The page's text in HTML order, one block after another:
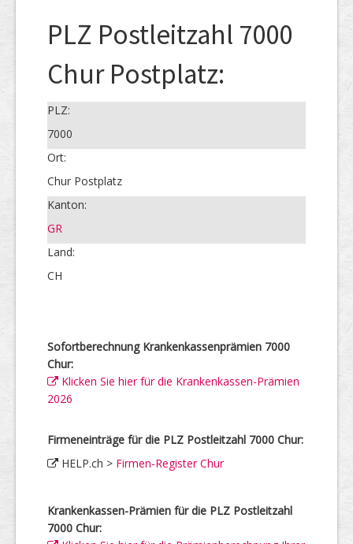
PLZ Postleitzahl 7000
Chur Postplatz:
PLZ:
7000
Ort:
Chur Postplatz
Kanton:
GR
Land:
CH
Sofortberechnung Krankenkassenprämien 7000
Chur:
Klicken Sie hier für die Krankenkassen-Prämien
2026
Firmeneinträge für die PLZ Postleitzahl 7000 Chur:
HELP.ch > Firmen-Register Chur
Krankenkassen-Prämien für die PLZ Postleitzahl
7000 Chur: